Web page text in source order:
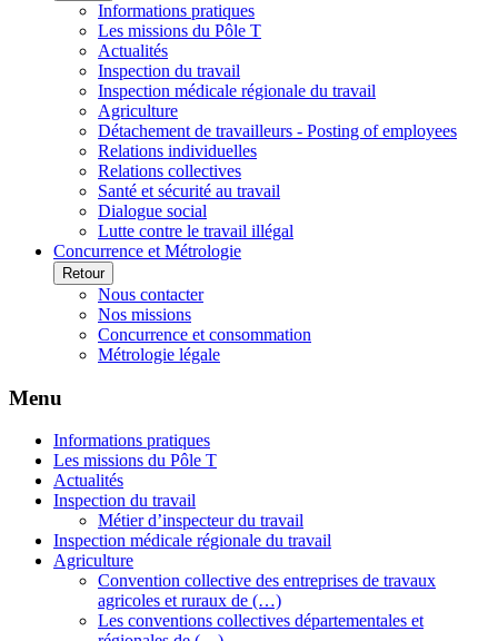
Informations pratiques
Les missions du Pôle T
Actualités
Inspection du travail
Inspection médicale régionale du travail
Agriculture
Détachement de travailleurs - Posting of employees
Relations individuelles
Relations collectives
Santé et sécurité au travail
Dialogue social
Lutte contre le travail illégal
Concurrence et Métrologie
Retour
Nous contacter
Nos missions
Concurrence et consommation
Métrologie légale
Menu
Informations pratiques
Les missions du Pôle T
Actualités
Inspection du travail
Métier d’inspecteur du travail
Inspection médicale régionale du travail
Agriculture
Convention collective des entreprises de travaux
agricoles et ruraux de (…)
Les conventions collectives départementales et